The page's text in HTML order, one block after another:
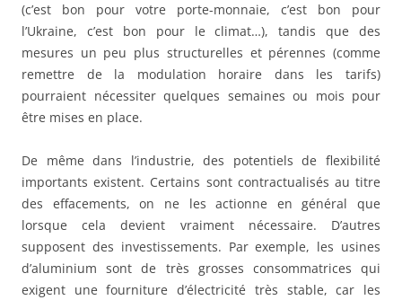
(c’est bon pour votre porte-monnaie, c’est bon pour
l’Ukraine, c’est bon pour le climat…), tandis que des
mesures un peu plus structurelles et pérennes (comme
remettre de la modulation horaire dans les tarifs)
pourraient nécessiter quelques semaines ou mois pour
être mises en place.
De même dans l’industrie, des potentiels de flexibilité
importants existent. Certains sont contractualisés au titre
des effacements, on ne les actionne en général que
lorsque cela devient vraiment nécessaire. D’autres
supposent des investissements. Par exemple, les usines
d’aluminium sont de très grosses consommatrices qui
exigent une fourniture d’électricité très stable, car les